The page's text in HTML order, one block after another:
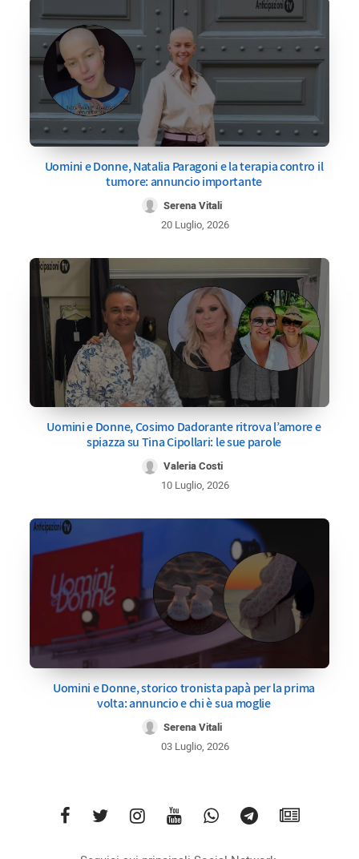
Uomini e Donne, Natalia Paragoni e la terapia contro il
tumore: annuncio importante
Serena Vitali
20 Luglio, 2026
Uomini e Donne, Cosimo Dadorante ritrova l’amore e
spiazza su Tina Cipollari: le sue parole
Valeria Costi
10 Luglio, 2026
Uomini e Donne, storico tronista papà per la prima
volta: annuncio e chi è sua moglie
Serena Vitali
03 Luglio, 2026